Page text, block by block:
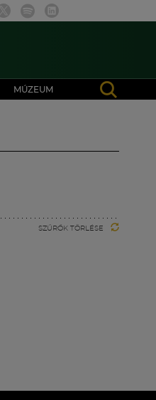
MÚZEUM
SZŰRŐK TÖRLÉSE